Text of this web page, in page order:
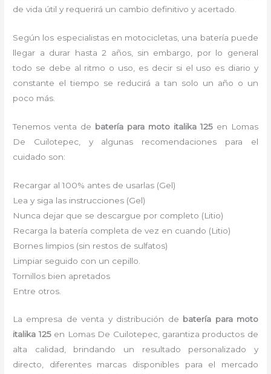
de vida útil y requerirá un cambio definitivo y acertado.
Según los especialistas en motocicletas, una batería puede
llegar a durar hasta 2 años, sin embargo, por lo general
todo se debe al ritmo o uso, es decir si el uso es diario y
constante el tiempo se reducirá a tan solo un año o un
poco más.
Tenemos venta de batería para moto italika 125en Lomas
De Cuilotepec, y algunas recomendaciones para el
cuidado son:
Recargar al 100% antes de usarlas (Gel)
Lea y siga las instrucciones (Gel)
Nunca dejar que se descargue por completo (Litio)
Recarga la batería completa de vez en cuando (Litio)
Bornes limpios (sin restos de sulfatos)
Limpiar seguido con un cepillo.
Tornillos bien apretados
Entre otros.
La empresa de venta y distribución de batería para moto
italika 125en Lomas De Cuilotepec, garantiza productos de
alta calidad, brindando un resultado personalizado y
directo, diferentes marcas disponibles para el mercado